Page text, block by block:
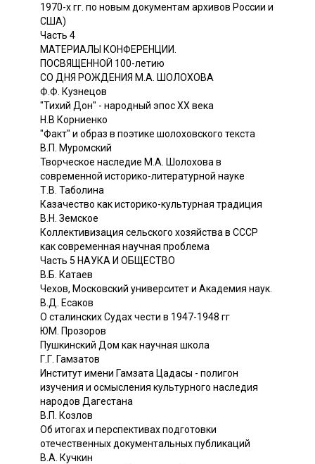
1970-х гг. по новым документам архивов России и
США)
Часть 4
МАТЕРИАЛЫ КОНФЕРЕНЦИИ.
ПОСВЯЩЕННОЙ 100-летию
СО ДНЯ РОЖДЕНИЯ М.А. ШОЛОХОВА
Ф.Ф. Кузнецов
"Тихий Дон" - народный эпос XX века
Н.В Корниенко
"Факт" и образ в поэтике шолоховского текста
В.П. Муромский
Творческое наследие М.А. Шолохова в
современной историко-литературной науке
Т.В. Таболина
Казачество как историко-культурная традиция
В.Н. Земское
Коллективизация сельского хозяйства в СССР
как современная научная проблема
Часть 5 НАУКА И ОБЩЕСТВО
В.Б. Катаев
Чехов, Московский университет и Академия наук.
В.Д. Есаков
О сталинских Судах чести в 1947-1948 гг
ЮМ. Прозоров
Пушкинский Дом как научная школа
Г.Г. Гамзатов
Институт имени Гамзата Цадасы - полигон
изучения и осмысления культурного наследия
народов Дагестана
В.П. Козлов
Об итогах и перспективах подготовки
отечественных документальных публикаций
В.А. Кучкин